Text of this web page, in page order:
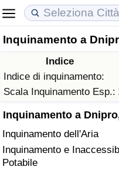
Inquinamento a
Indice
Indice di inquinamento:
Scala Inquinamento Esp.:
Inquinamento a
Inquinamento dell'Aria
Inquinamento e
Potabile
Costo della vita
Indice Del Costo Della
Indice Del Costo Della
Indice del Costo della
ad Aqaba
Prezzi degli immobili
Indice del Prezzo delle
Indice del Prezzo delle
Indice del Prezzo delle
Qualità della Vita
Indice della Qualità
Indice della Qualità
Indice della qualità della
Criminalità